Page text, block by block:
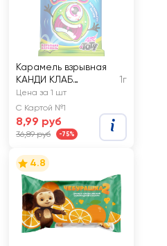
Карамель взрывная
КАНДИ КЛАБ
Приколисты Crazy
Глаз
1г
Цена за 1 шт
С Картой №1
8,99 руб
36,89 руб -75%
4.8